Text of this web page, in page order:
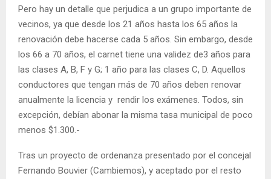
Pero hay un detalle que perjudica a un grupo importante de
vecinos, ya que desde los 21 años hasta los 65 años la
renovación debe hacerse cada 5 años. Sin embargo, desde
los 66 a 70 años, el carnet tiene una validez de3 años para
las clases A, B, F y G; 1 año para las clases C, D. Aquellos
conductores que tengan más de 70 años deben renovar
anualmente la licencia y rendir los exámenes. Todos, sin
excepción, debían abonar la misma tasa municipal de poco
menos $1.300.-
Tras un proyecto de ordenanza presentado por el concejal
Fernando Bouvier (Cambiemos), y aceptado por el resto